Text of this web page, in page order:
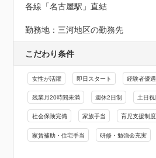
各線「名古屋駅」直結
勤務地：三河地区の勤務先
こだわり条件
女性が活躍 即日スタート 経験者優遇
残業月20時間未満 週休2日制 土日
社会保険完備 家族手当 育児支援制度
家賃補助・住宅手当 研修・勉強会充実